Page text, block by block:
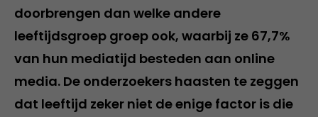
doorbrengen dan welke andere
leeftijdsgroep groep ook, waarbij ze 67,7%
van hun mediatijd besteden aan online
media. De onderzoekers haasten te zeggen
dat leeftijd zeker niet de enige factor is die